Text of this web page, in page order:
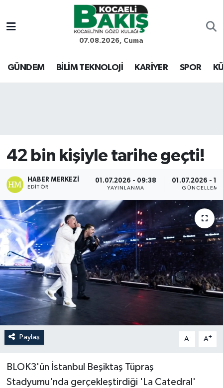
07.08.2026, Cuma
GÜNDEM BİLİM TEKNOLOJİ KARİYER SPOR
42 bin kişiyle tarihe geçti!
HABER MERKEZI
EDITÖR
01.07.2026 - 09:38
YAYINLANMA
01.07.2026 -
GÜNCELLEME
Paylaş A- A+
BLOK3'ün İstanbul Beşiktaş Tüpraş
Stadyumu'nda gerçekleştirdiği 'La Catedral'
Kocaeli Nöbetçi Eczaneler
Kocaeli Hava Durumu
Son Dakika Haberleri
Haber Arşivi